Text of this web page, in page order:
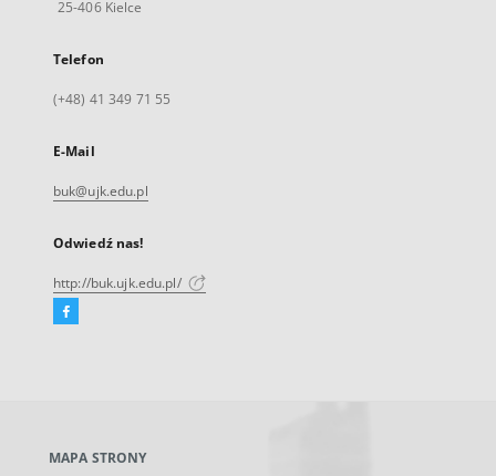
25-406 Kielce
Telefon
(+48) 41 349 71 55
E-Mail
buk@ujk.edu.pl
Odwiedź nas!
http://buk.ujk.edu.pl/
Facebook
karcie
MAPA STRONY